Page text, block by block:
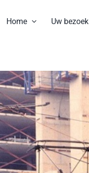
Home Uw bezoek